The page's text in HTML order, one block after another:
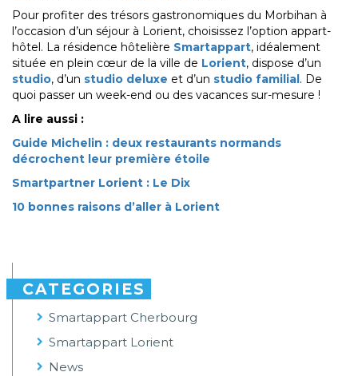
Pour profiter des trésors gastronomiques du Morbihan à
l’occasion d’un séjour à Lorient, choisissez l’option appart-
hôtel. La résidence hôtelière Smartappart, idéalement
située en plein cœur de la ville de Lorient, dispose d’un
studio, d’un studio deluxe et d’un studio familial. De
quoi passer un week-end ou des vacances sur-mesure !
A lire aussi :
Guide Michelin : deux restaurants normands
décrochent leur première étoile
Smartpartner Lorient : Le Dix
10 bonnes raisons d’aller à Lorient
CATEGORIES
Smartappart Cherbourg
Smartappart Lorient
News